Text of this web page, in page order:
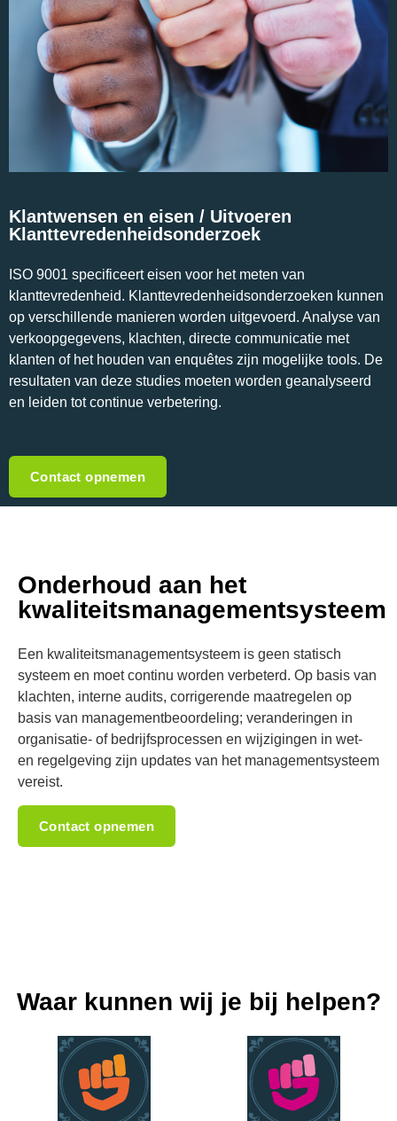
Klantwensen en eisen / Uitvoeren
Klanttevredenheidsonderzoek
ISO 9001 specificeert eisen voor het meten van
klanttevredenheid. Klanttevredenheidsonderzoeken kunnen
op verschillende manieren worden uitgevoerd. Analyse van
verkoopgegevens, klachten, directe communicatie met
klanten of het houden van enquêtes zijn mogelijke tools. De
resultaten van deze studies moeten worden geanalyseerd
en leiden tot continue verbetering.
Contact opnemen
Onderhoud aan het
kwaliteitsmanagementsysteem
Een kwaliteitsmanagementsysteem is geen statisch
systeem en moet continu worden verbeterd. Op basis van
klachten, interne audits, corrigerende maatregelen op
basis van managementbeoordeling; veranderingen in
organisatie- of bedrijfsprocessen en wijzigingen in wet-
en regelgeving zijn updates van het managementsysteem
vereist.
Contact opnemen
Waar kunnen wij je bij helpen?